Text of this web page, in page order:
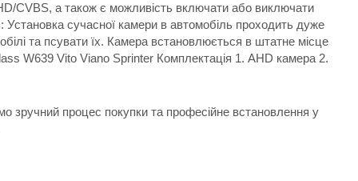
CVBS, а також є можливість включати або виключати
Установка сучасної камери в автомобіль проходить дуже
та псувати їх. Камера встановлюється в штатне місце
W639 Vito Viano Sprinter Комплектація 1. AHD камера 2.
зручний процес покупки та професійне встановлення у